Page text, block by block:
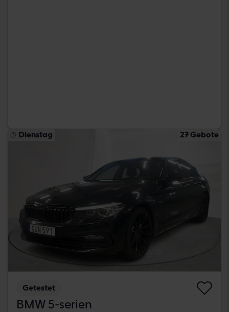
Dienstag 27 Gebote
Getestet
BMW 5-serien